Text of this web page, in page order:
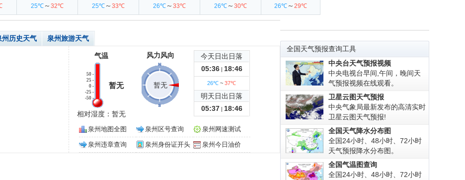
25℃ ～ 32℃ 25℃ ～ 33℃ 26℃ ～ 33℃ 26℃ ～ 30℃ 26℃ ～ 29℃
州历史天气 泉州旅游天气
气温
50 -
25 -
0 -
-25 -
-50 -
暂无
相对湿度：暂无
风力风向
暂无
今天日出日落
05:36| 18:46
26℃ ~ 37℃
明天日出日落
05:37| 18:46
泉州地图全图 泉州区号查询 泉州网速测试
泉州违章查询 泉州身份证开头 泉州今日油价
全国天气预报查询工具
中央台天气预报视频
中央电视台早间,午间，晚间天
气预报视频在线观看。
卫星云图天气预报
中央气象局最新发布的高清实时
卫星云图天气预报!
全国天气降水分布图
全国24小时、48小时、72小时
天气预报降水分布图。
全国气温图查询
全国24小时、48小时、72小时